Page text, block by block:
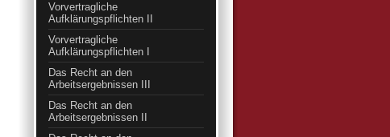
Vorvertragliche
Aufklärungspflichten II
Vorvertragliche
Aufklärungspflichten I
Das Recht an den
Arbeitsergebnissen III
Das Recht an den
Arbeitsergebnissen II